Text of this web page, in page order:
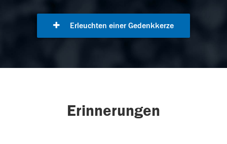
Erleuchten einer Gedenkkerze
Erinnerungen